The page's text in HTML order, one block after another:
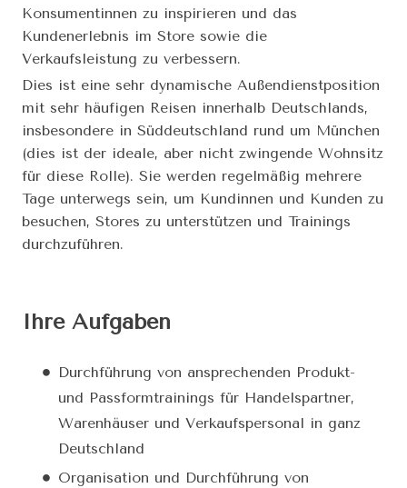
Konsumentinnen zu inspirieren und das
Kundenerlebnis im Store sowie die
Verkaufsleistung zu verbessern.
Dies ist eine sehr dynamische Außendienstposition
mit sehr häufigen Reisen innerhalb Deutschlands,
insbesondere in Süddeutschland rund um München
(dies ist der ideale, aber nicht zwingende Wohnsitz
für diese Rolle). Sie werden regelmäßig mehrere
Tage unterwegs sein, um Kundinnen und Kunden zu
besuchen, Stores zu unterstützen und Trainings
durchzuführen.
Ihre Aufgaben
Durchführung von ansprechenden Produkt-
und Passformtrainings für Handelspartner,
Warenhäuser und Verkaufspersonal in ganz
Deutschland
Organisation und Durchführung von